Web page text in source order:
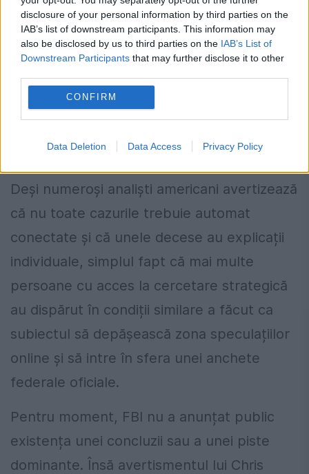
disclosure of your personal information by third parties on the
IAB’s list of downstream participants. This information may
also be disclosed by us to third parties on the IAB’s List of
Downstream Participants that may further disclose it to other
CONFIRM
Data Deletion Data Access Privacy Policy
coordonează acum o investigație
interinstituțională, împreună cu alte agenții
federale, pentru a stabili dacă există indicii
de spionaj, sabotaj sau alte amenințări la
adresa securității naționale.
Între suspiciune legitimă și riscul
teoriilor conspirației
Deși numeroși analiști americani avertizează
că nu toate cazurile trebuie automat
conectate și că unele decese au explicații
individuale, simplul fapt că mai multe
persoane cu acces la cercetare strategică
au dispărut în condiții similare a făcut ca
subiectul să depășească zona speculațiilor
online și să intre în sfera unei anchete
federale oficiale.
Pentru moment, FBI nu a anunțat public
existența unei concluzii sau a unei piste
dominante. Însă avertismentul lui Chris